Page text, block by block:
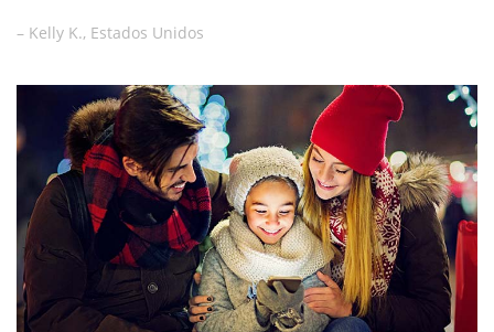
– Kelly K., Estados Unidos